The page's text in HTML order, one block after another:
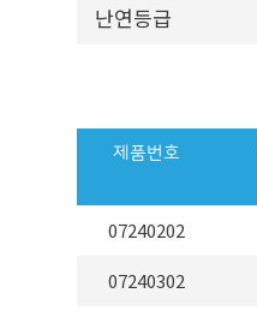
난연등급
제품번호
07240202
07240302